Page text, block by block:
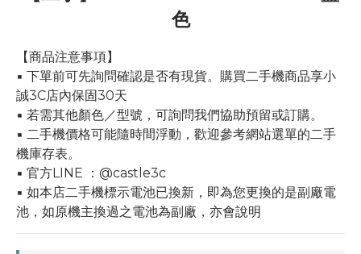
色
【商品注意事項】
▪ 下單前可先詢問確認是否有現貨。購買二手機商品享小
誠3C店內保固30天
▪ 若需其他顏色／型號，可詢問我們協助預留或訂購。
▪ 二手機價格可能隨時間浮動，歡迎參考網站選單的二手
機庫存表。
▪ 官方LINE ：@castle3c
▪ 如本店二手機標示電池已換新，即為您更換的是副廠電
池，如原機主換過之電池為副廠，亦會說明